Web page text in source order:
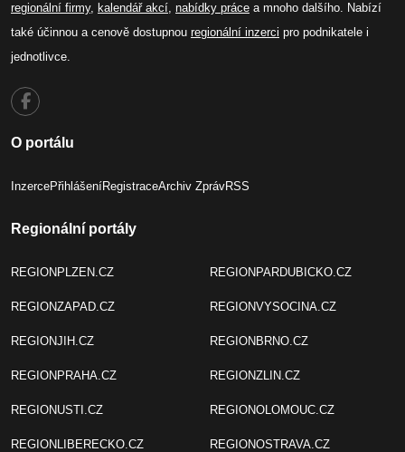
regionální firmy, kalendář akcí, nabídky práce a mnoho dalšího. Nabízí
také účinnou a cenově dostupnou regionální inzerci pro podnikatele i
jednotlivce.
O portálu
InzercePřihlášeníRegistraceArchiv ZprávRSS
Regionální portály
REGIONPLZEN.CZ
REGIONZAPAD.CZ
REGIONJIH.CZ
REGIONPRAHA.CZ
REGIONUSTI.CZ
REGIONLIBERECKO.CZ
REGIONPARDUBICKO.CZ
REGIONVYSOCINA.CZ
REGIONBRNO.CZ
REGIONZLIN.CZ
REGIONOLOMOUC.CZ
REGIONOSTRAVA.CZ